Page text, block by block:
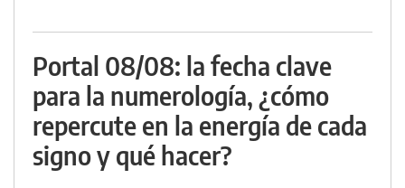
Portal 08/08: la fecha clave
para la numerología, ¿cómo
repercute en la energía de cada
signo y qué hacer?